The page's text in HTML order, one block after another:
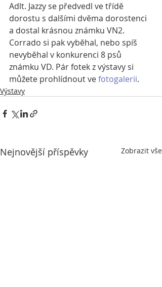
Adlt. Jazzy se předvedl ve třídě
dorostu s dalšími dvěma dorostenci
a dostal krásnou známku VN2.
Corrado si pak vyběhal, nebo spíš
nevyběhal v konkurenci 8 psů
známku VD. Pár fotek z výstavy si
můžete prohlídnout ve fotogalerii.
Výstavy
Nejnovější příspěvky Zobrazit vše